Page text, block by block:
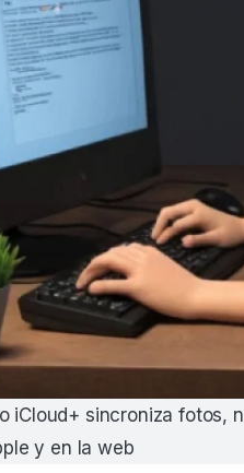
iCloud+ sincroniza fotos,
y en la web